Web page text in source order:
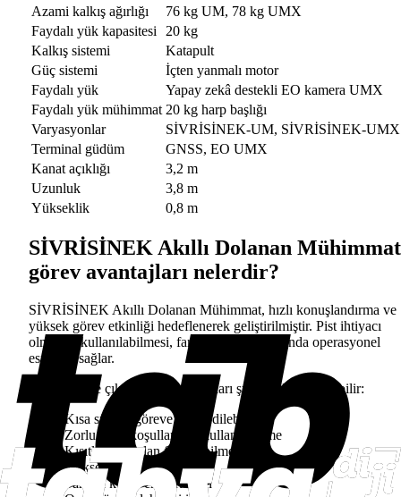
Azami kalkış ağırlığı
76 kg UM, 78 kg UMX
Faydalı yük kapasitesi
20 kg
Kalkış sistemi
Katapult
Güç sistemi
İçten yanmalı motor
Faydalı yük
Yapay zekâ destekli EO kamera UMX
Faydalı yük mühimmat 20 kg harp başlığı
Varyasyonlar
SİVRİSİNEK-UM, SİVRİSİNEK-UMX
Terminal güdüm
GNSS, EO UMX
Kanat açıklığı
3,2 m
Uzunluk
3,8 m
Yükseklik
0,8 m
SİVRİSİNEK Akıllı Dolanan Mühimmat
görev avantajları nelerdir?
SİVRİSİNEK Akıllı Dolanan Mühimmat, hızlı konuşlandırma ve
yüksek görev etkinliği hedeflenerek geliştirilmiştir. Pist ihtiyacı
olmadan kullanılabilmesi, farklı arazi koşullarında operasyonel
esneklik sağlar.
Sistemin öne çıkan görev avantajları şu şekilde sıralanabilir:
Kısa sürede göreve sevk edilebilme
Zorlu arazi koşullarında kullanılabilme
Kısıtlı alanlardan fırlatılabilme
Yüksek isabet oranı
Sahaya kolay entegrasyon